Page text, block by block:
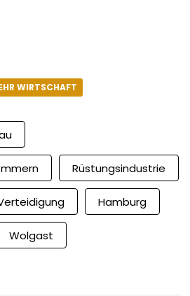
WIRTSCHAFT
Rüstungsindustrie
Hamburg
Wolgast